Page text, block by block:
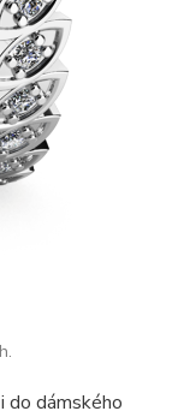
do dámského